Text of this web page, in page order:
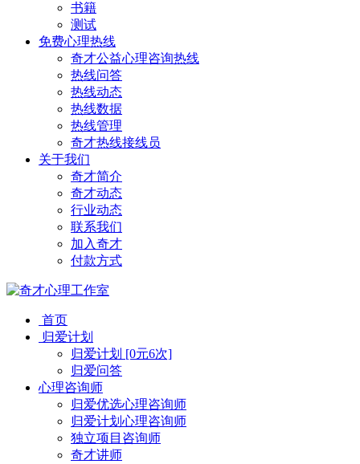
书籍
测试
免费心理热线
奇才公益心理咨询热线
热线问答
热线动态
热线数据
热线管理
奇才热线接线员
关于我们
奇才简介
奇才动态
行业动态
联系我们
加入奇才
付款方式
首页
归爱计划
归爱计划 [0元6次]
归爱问答
心理咨询师
归爱优选心理咨询师
归爱计划心理咨询师
独立项目咨询师
奇才讲师